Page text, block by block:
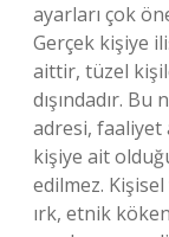
ayarları çok
Gerçek kişiye
aittir, tüzel
dışındadır.
adresi, faaliyet
kişiye ait
edilmez.
ırk, etnik